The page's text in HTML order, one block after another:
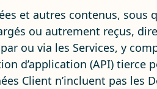
et autres contenus, sous
ou autrement reçus,
ou via les Services, y
d’application (API) tierce
Client n’incluent pas les